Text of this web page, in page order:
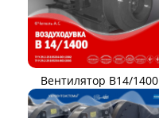
Вентилятор В14/1400